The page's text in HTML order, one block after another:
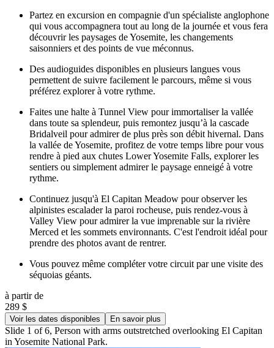
Partez en excursion en compagnie d'un spécialiste anglophone
qui vous accompagnera tout au long de la journée et vous fera
découvrir les paysages de Yosemite, les changements
saisonniers et des points de vue méconnus.
Des audioguides disponibles en plusieurs langues vous
permettent de suivre facilement le parcours, même si vous
préférez explorer à votre rythme.
Faites une halte à Tunnel View pour immortaliser la vallée
dans toute sa splendeur, puis remontez jusqu’à la cascade
Bridalveil pour admirer de plus près son débit hivernal. Dans
la vallée de Yosemite, profitez de votre temps libre pour vous
rendre à pied aux chutes Lower Yosemite Falls, explorer les
sentiers ou simplement admirer le paysage enneigé à votre
rythme.
Continuez jusqu'à El Capitan Meadow pour observer les
alpinistes escalader la paroi rocheuse, puis rendez-vous à
Valley View pour admirer la vue imprenable sur la rivière
Merced et les sommets environnants. C'est l'endroit idéal pour
prendre des photos avant de rentrer.
Vous pouvez même compléter votre circuit par une visite des
séquoias géants.
à partir de
289 $
Voir les dates disponibles En savoir plus
Slide 1 of 6, Person with arms outstretched overlooking El Capitan
in Yosemite National Park.